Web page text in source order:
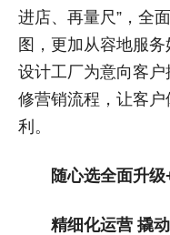
进店、再量尺”，全
图，更加从容地服
设计工厂为意向客
修营销流程，让客
利。
随心选全面升
精细化运营 撬